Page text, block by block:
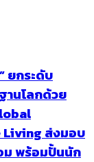
ยกระดับ
านโลกด้วย
ส่งมอบ
พร้อมปั้นนัก